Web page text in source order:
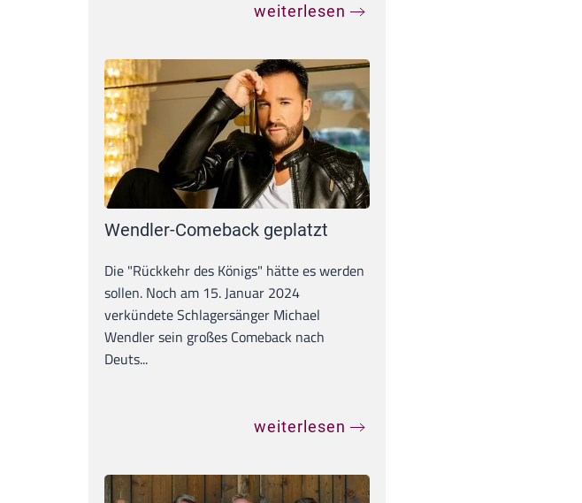
weiterlesen
Wendler-Comeback geplatzt
Die "Rückkehr des Königs" hätte es werden
sollen. Noch am 15. Januar 2024
verkündete Schlagersänger Michael
Wendler sein großes Comeback nach
Deuts...
weiterlesen